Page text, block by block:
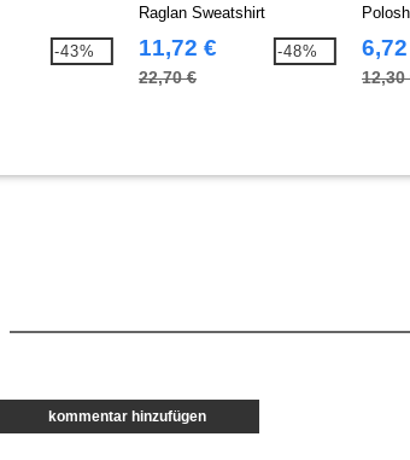
-43%
Raglan Sweatshirt
11,72 €
22,70 €
-48%
12,30
kommentar hinzufügen